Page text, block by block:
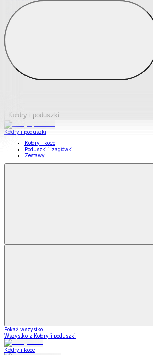
Podkładki na materace
Materace nawierzchniowe
Kołdry i poduszki
Kołdry i poduszki
Kołdry i koce
Poduszki i zagłówki
Zestawy
Pokaż wszystko
Wszystko z Kołdry i poduszki
Kołdry i koce